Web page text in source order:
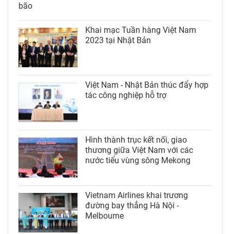
Khai mạc Tuần hàng Việt Nam
2023 tại Nhật Bản
Việt Nam - Nhật Bản thúc đẩy hợp
tác công nghiệp hỗ trợ
Hình thành trục kết nối, giao
thương giữa Việt Nam với các
nước tiểu vùng sông Mekong
Vietnam Airlines khai trương
đường bay thẳng Hà Nội -
Melbourne